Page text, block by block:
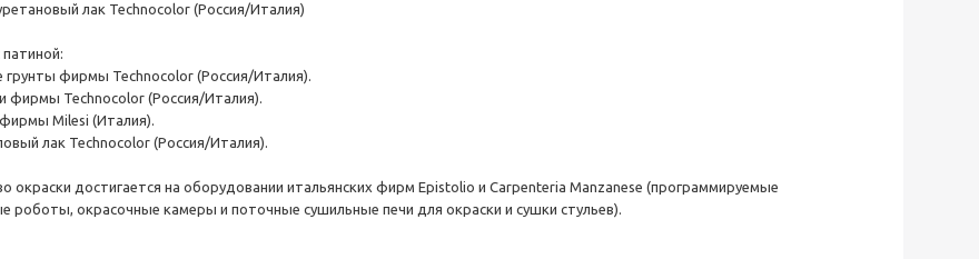
лак Technocolor (Россия/Италия)
грунты фирмы Technocolor (Россия/Италия).
фирмы Technocolor (Россия/Италия).
Milesi (Италия).
лак Technocolor (Россия/Италия).
окраски достигается на оборудовании итальянских фирм Epistolio и Carpenteria Manzanese (программируемые
роботы, окрасочные камеры и поточные сушильные печи для окраски и сушки стульев).